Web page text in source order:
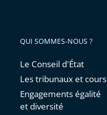
QUI SOMMES-NOUS ?
Le Conseil d'État
Les tribunaux et cours
Engagements égalité
et diversité